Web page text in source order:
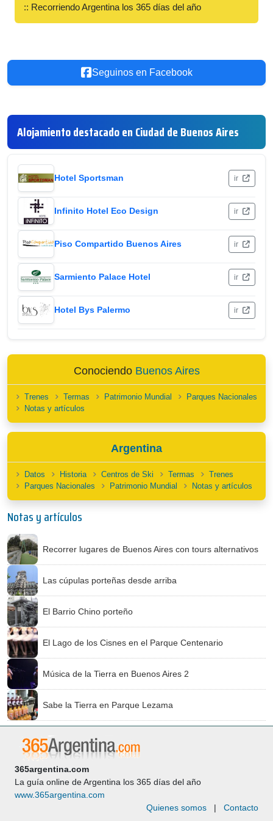
:: Recorriendo Argentina los 365 días del año
Seguinos en Facebook
Alojamiento destacado en Ciudad de Buenos Aires
Hotel Sportsman ir
Infinito Hotel Eco Design ir
Piso Compartido Buenos Aires ir
Sarmiento Palace Hotel ir
Hotel Bys Palermo ir
Conociendo Buenos Aires
Trenes Termas Patrimonio Mundial
Parques Nacionales
Notas y artículos
Argentina
Datos Historia Centros de Ski Termas
Trenes
Parques Nacionales
Patrimonio Mundial Notas y artículos
Notas y artículos
Recorrer lugares de Buenos Aires con tours alternativos
Las cúpulas porteñas desde arriba
El Barrio Chino porteño
El Lago de los Cisnes en el Parque Centenario
Música de la Tierra en Buenos Aires 2
Sabe la Tierra en Parque Lezama
365argentina.com
La guía online de Argentina los 365 días del año
www.365argentina.com
Quienes somos | Contacto